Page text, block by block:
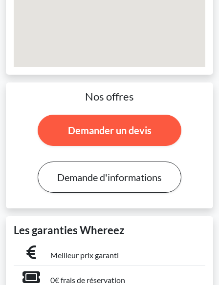
Nos offres
Demander un devis
Demande d'informations
Les garanties Whereez
Meilleur prix garanti
0€ frais de réservation